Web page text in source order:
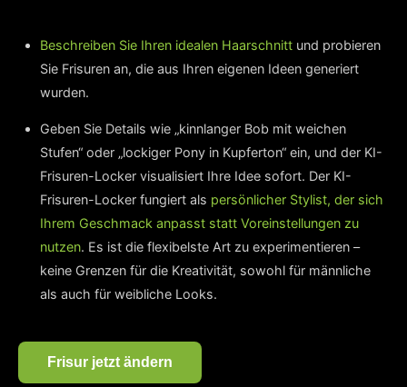
Beschreiben Sie Ihren idealen Haarschnitt und probieren
Sie Frisuren an, die aus Ihren eigenen Ideen generiert
wurden.
Geben Sie Details wie „kinnlanger Bob mit weichen
Stufen“ oder „lockiger Pony in Kupferton“ ein, und der KI-
Frisuren-Locker visualisiert Ihre Idee sofort. Der KI-
Frisuren-Locker fungiert als persönlicher Stylist, der sich
Ihrem Geschmack anpasst statt Voreinstellungen zu
nutzen. Es ist die flexibelste Art zu experimentieren –
keine Grenzen für die Kreativität, sowohl für männliche
als auch für weibliche Looks.
Frisur jetzt ändern